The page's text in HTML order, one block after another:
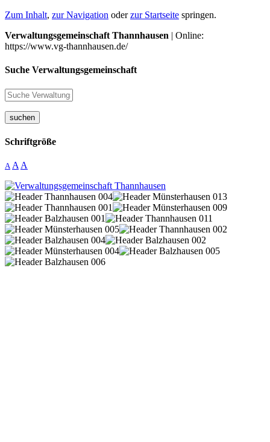
Zum Inhalt, zur Navigation oderzur Startseite springen.
Verwaltungsgemeinschaft Thannhausen | Online:
https://www.vg-thannhausen.de/
Suche Verwaltungsgemeinschaft
suchen
Schriftgröße
A A A